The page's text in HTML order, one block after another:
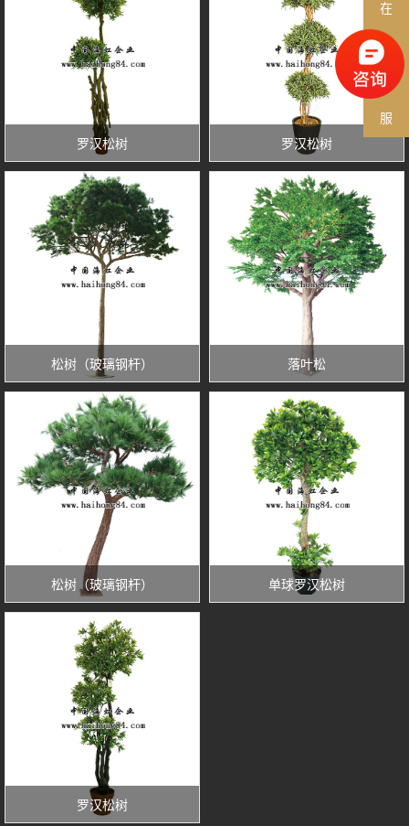
罗汉松树 罗汉松树
松树（玻璃钢杆） 落叶松
松树（玻璃钢杆） 单球罗汉松树
罗汉松树
在
线
客
服